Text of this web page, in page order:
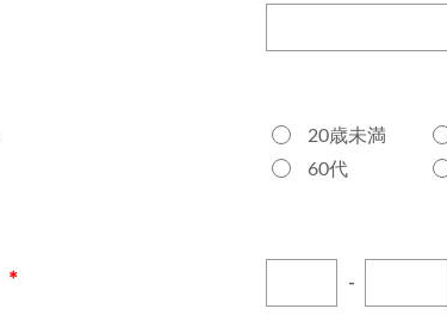
20歳未満
60代
＊ -